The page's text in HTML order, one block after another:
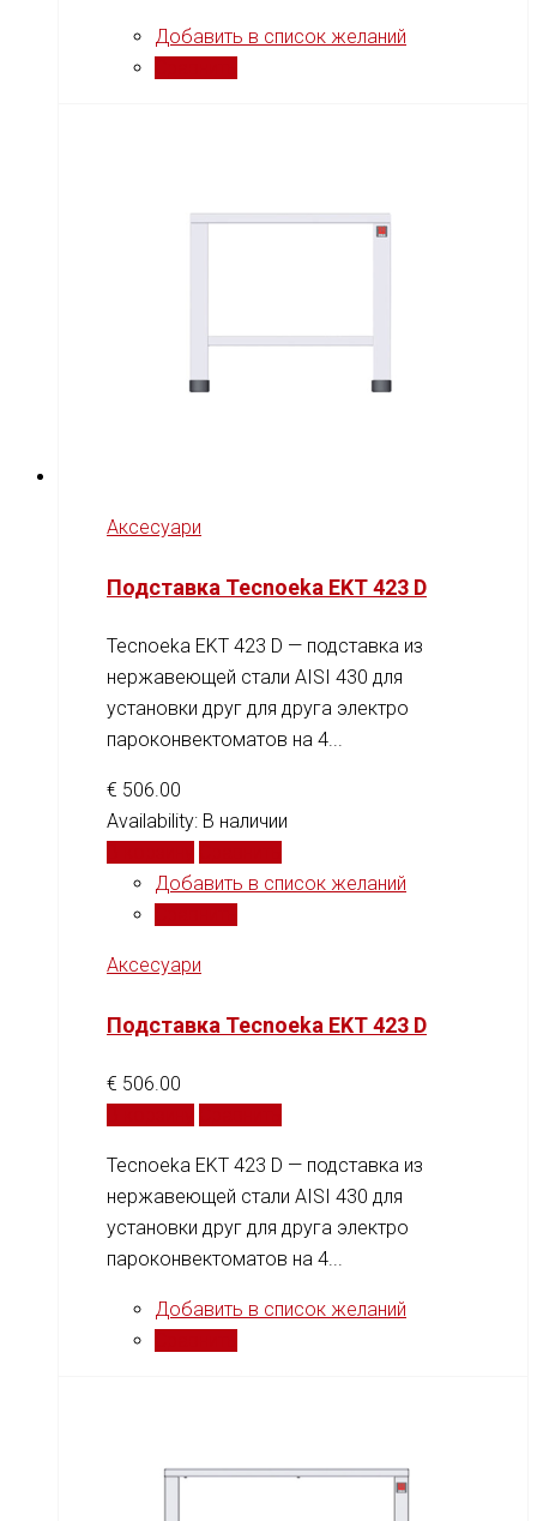
Добавить в список желаний
Аксесуари
Подставка Tecnoeka EKT 423 D
Tecnoeka EKT 423 D — подставка из
нержавеющей стали AISI 430 для
установки друг для друга электро
пароконвектоматов на 4...
€ 506.00
Availability: В наличии
Добавить в список желаний
Аксесуари
Подставка Tecnoeka EKT 423 D
€ 506.00
Tecnoeka EKT 423 D — подставка из
нержавеющей стали AISI 430 для
установки друг для друга электро
пароконвектоматов на 4...
Добавить в список желаний